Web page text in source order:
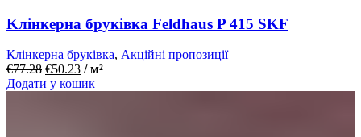
Kлінкерна бруківка Feldhaus P 415 SKF
Клінкерна бруківка, Акційні пропозиції
€77.28 €50.23 / м²
Додати у кошик